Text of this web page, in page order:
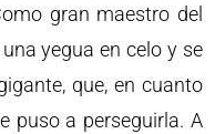
gran maestro del
yegua en celo y se
que, en cuanto
puso a perseguirla. A